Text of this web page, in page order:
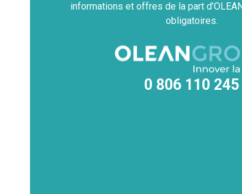
informations et offres de la part
obligatoires.
0 806 110 245